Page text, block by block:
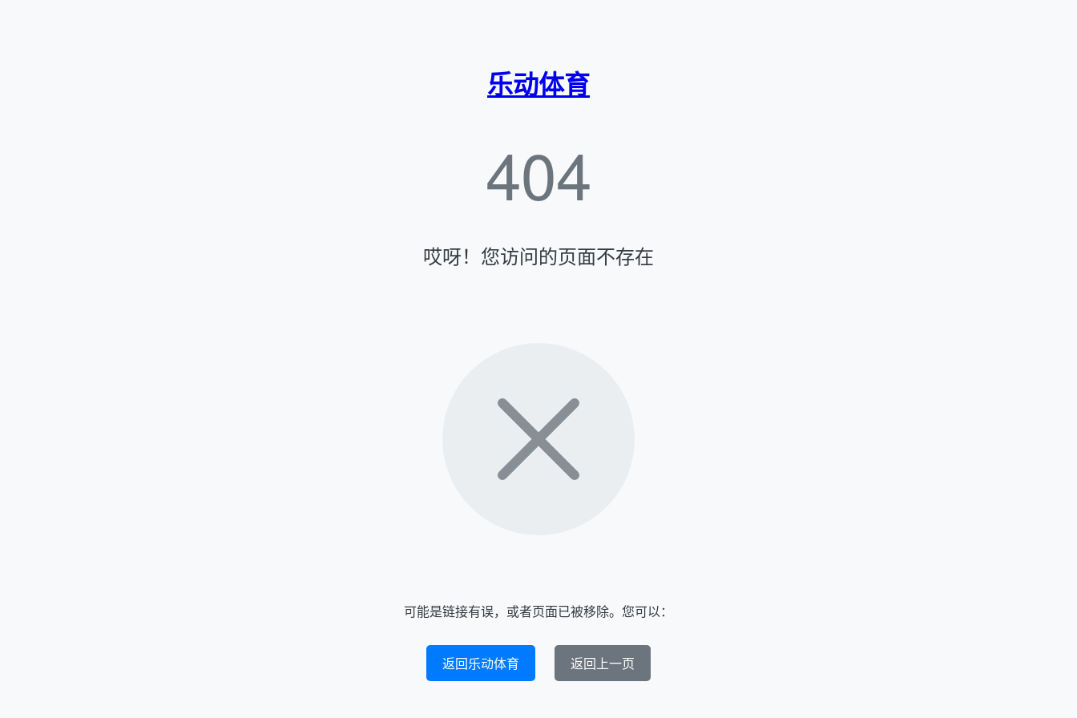
乐动体育
404
哎呀！您访问的页面不存在
可能是链接有误，或者页面已被移除。您可以：
返回乐动体育 返回上一页